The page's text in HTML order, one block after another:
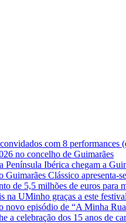
com 8 performances
no concelho de Guimarães
Península Ibérica chegam a
Guimarães Clássico apresenta-
de 5,5 milhões de euros para
na UMinho graças a este
novo episódio de “A Minha
a celebração dos 15 anos de